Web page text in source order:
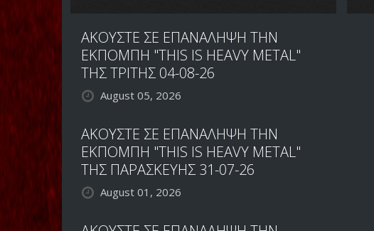
ΑΚΟΥΣΤΕ ΣΕ ΕΠΑΝΑΛΗΨΗ ΤΗΝ
ΕΚΠΟΜΠΗ "THIS IS HEAVY METAL"
ΤΗΣ ΤΡΙΤΗΣ 04-08-26
August 05, 2026
ΑΚΟΥΣΤΕ ΣΕ ΕΠΑΝΑΛΗΨΗ ΤΗΝ
ΕΚΠΟΜΠΗ "THIS IS HEAVY METAL"
ΤΗΣ ΠΑΡΑΣΚΕΥΗΣ 31-07-26
August 01, 2026